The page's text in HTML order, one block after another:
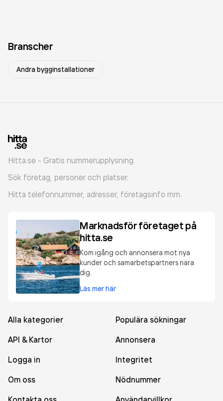
Branscher
Andra bygginstallationer
Hitta.se - Gratis nummerupplysning.
Sök företag, personer och platser.
Hitta telefonnummer, adresser, företagsinfo mm.
Marknadsför företaget på
hitta.se
Kom igång och annonsera mot nya
kunder och samarbetspartners nära
dig.
Läs mer här
Alla kategorier
Populära sökningar
API & Kartor
Annonsera
Logga in
Integritet
Om oss
Nödnummer